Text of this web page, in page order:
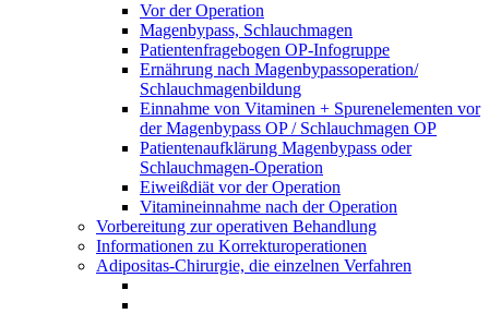
Vor der Operation
Magenbypass, Schlauchmagen
Patientenfragebogen OP-Infogruppe
Ernährung nach Magenbypassoperation/
Schlauchmagenbildung
Einnahme von Vitaminen + Spurenelementen vor
der Magenbypass OP / Schlauchmagen OP
Patientenaufklärung Magenbypass oder
Schlauchmagen-Operation
Eiweißdiät vor der Operation
Vitamineinnahme nach der Operation
Vorbereitung zur operativen Behandlung
Informationen zu Korrekturoperationen
Adipositas-Chirurgie, die einzelnen Verfahren